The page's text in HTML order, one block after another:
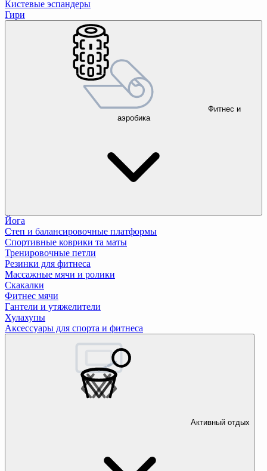
Кистевые эспандеры
Гири
Фитнес и
аэробика
Йога
Степ и балансировочные платформы
Спортивные коврики та маты
Тренировочные петли
Резинки для фитнеса
Массажные мячи и ролики
Скакалки
Фитнес мячи
Гантели и утяжелители
Хулахупы
Аксессуары для спорта и фитнеса
Активный отдых